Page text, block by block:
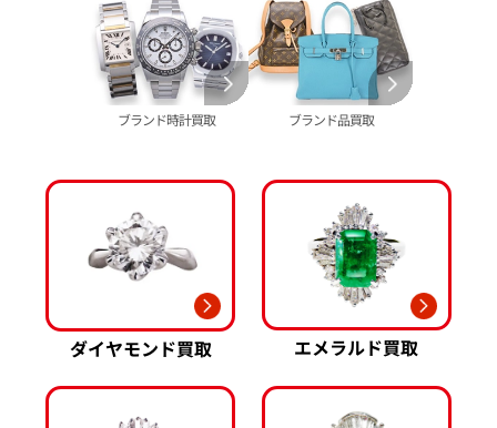
ホワイトゴールド 買取
金コンビ 買取
プラチナ 買取
プラチナインゴット 買取
Pt1000 買取
Pt900 買取
Pt850 買取
Pt&Pm 買取
銀･シルバー 買取
ショーメ 買取
買取可能な商品をもっと見る
ブライトリング
ヴァシュロン・コンスタンタン 買取
A. ランゲ&
パネライ 買取
ブルガリ 買取
フランク ミュラー 買取
IWC 買取
買取可能な商品をもっと見る
ブランド時計買取 ブランド品買取
ダイヤモンド買取 エメラルド買取